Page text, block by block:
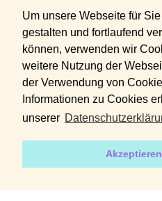
Um unsere Webseite für
gestalten und fortlaufend
können, verwenden wir
weitere Nutzung der
der Verwendung von
Informationen zu Cookies
unserer
Akzeptieren
Fliegerjacke. Auf
Schriftzug hiervon
Ärmel gemalter 45th
Propeller Painting auf
2019 |